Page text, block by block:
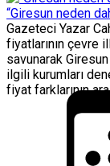
“Giresun neden
Gazeteci Yazar
fiyatlarının çevre
savunarak
ilgili kurumları
fiyat farklarının